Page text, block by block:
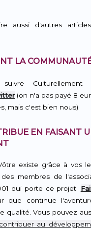
aussi d'autres
LA
Culturellement
(on n'a pas payé 8
mais c'est bien nous).
EN FAISANT
existe grâce à vos
des membres de
qui porte ce projet.
que continue
qualité. Vous pouvez
au